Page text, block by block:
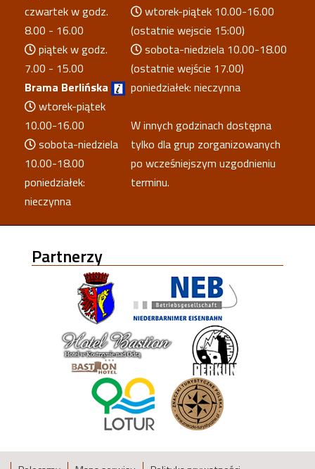
czwartek w godz.
8.00 - 16.00
piątek w godz.
7.00 - 15.00
Brama Berlińska
wtorek-piątek
10.00-16.00
sobota-niedziela
10.00-18.00
poniedziałek:
nieczynna
wtorek-piątek 10.00-16.00
(ostatnie wejscie 15:00)
sobota-niedziela 10.00-18.00
(ostatnie wejście 17.00)
poniedziałek: nieczynna
W innych godzinach dostępna
tylko dla grup zorganizowanych
po wcześniejszym uzgodnieniu
terminu.
Partnerzy